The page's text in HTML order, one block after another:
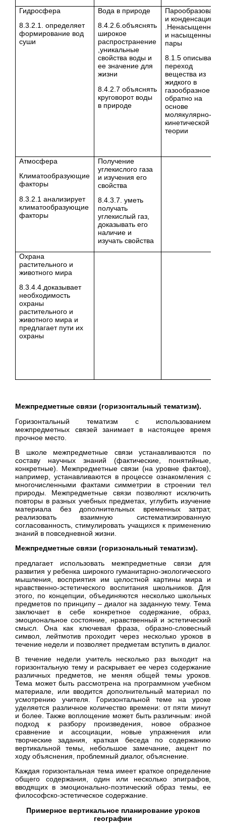
Гидросфера
8.3.2.1. определяет
формирование вод
суши
Вода в природе
8.4.2.6.объяснять
широкое
распространение
,уникальные
свойства воды и
ее значение для
жизни
8.4.2.7 объяснять
круговорот воды
в природе
Парообразование
и конденсации
.Ненасыщенные
и насыщенные
пары
8.1.5 описывать
переход
вещества из
жидкого в
газообразное и
обратно на
основе
молякулярно-
кинетической
теории
Атмосфера
Климатообразующие
факторы
8.3.2.1 анализирует
климатообразующие
факторы
Получение
углекислого газа
и изучения его
свойства
8.4.3.7. уметь
получать
углекислый газ,
доказывать его
наличие и
изучать свойства
Охрана
растительного и
животного мира
8.3.4.4.доказывает
необходимость
охраны
растительного и
животного мира и
предлагает пути их
охраны
Межпредметные связи (горизонтальный тематизм).
Горизонтальный тематизм с использованием
межпредметных связей занимает в настоящее время
прочное место.
В школе межпредметные связи устанавливаются по
составу научных знаний (фактические, понятийные,
конкретные). Межпредметные связи (на уровне фактов),
например, устанавливаются в процессе ознакомления с
многочисленными фактами симметрии в строении тел
природы. Межпредметные связи позволяют исключить
повторы в разных учебных предметах, углубить изучение
материала без дополнительных временных затрат,
реализовать взаимную систематизированную
согласованность, стимулировать учащихся к применению
знаний в повседневной жизни.
Межпредметные связи (горизональный тематизм).
предлагает использовать межпредметные связи для
развития у ребенка широкого гуманитарно-экологического
мышления, восприятия им целостной картины мира и
нравственно-эстетического воспитания школьников. Для
этого, по концепции, объединяются несколько школьных
предметов по принципу – диалог на заданную тему. Тема
заключает в себе конкретное содержание, образ,
эмоциональное состояние, нравственный и эстетический
смысл. Она как ключевая фраза, образно-словесный
символ, лейтмотив проходит через несколько уроков в
течение недели и позволяет предметам вступить в диалог.
В течение недели учитель несколько раз выходит на
горизонтальную тему и раскрывает ее через содержание
различных предметов, не меняя общей темы уроков.
Тема может быть рассмотрена на программном учебном
материале, или вводится дополнительный материал по
усмотрению учителя. Горизонтальной теме на уроке
уделяется различное количество времени: от пяти минут
и более. Также воплощение может быть различным: иной
подход к разбору произведения, новое образное
сравнение и ассоциации, новые упражнения или
творческие задания, краткая беседа по содержанию
вертикальной темы, небольшое замечание, акцент по
ходу объяснения, проблемный диалог, объяснение.
Каждая горизонтальная тема имеет краткое определение
общего содержания, один или несколько эпиграфов,
вводящих в эмоционально-поэтический образ темы, ее
философско-эстетическое содержание.
Примерное вертикальное планирование уроков
географии